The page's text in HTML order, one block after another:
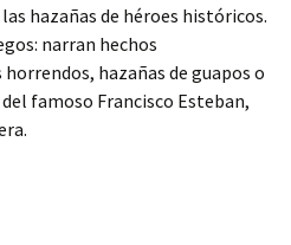
hazañas de héroes históricos.
narran hechos
hazañas de guapos o
famoso Francisco Esteban,